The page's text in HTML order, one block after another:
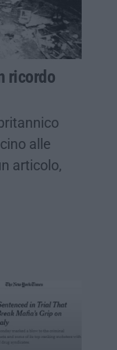
ricordo
alle
articolo,